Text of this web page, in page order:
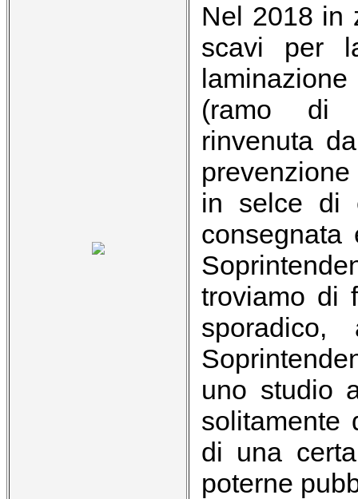
Nel 2018 in
scavi per
(ramo di
rinvenuta
in selce di
consegnata
troviamo di
uno studio
solitamente
di una
poterne